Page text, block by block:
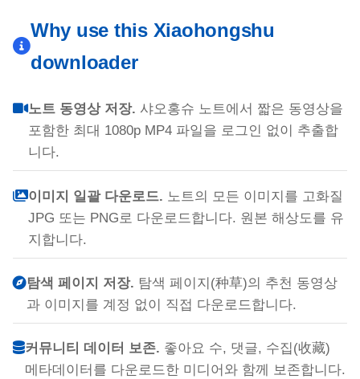
Why use this Xiaohongshu
downloader
노트 동영상 저장. 샤오홍슈 노트에서 짧은 동영상을
포함한 최대 1080p MP4 파일을 로그인 없이 추출합
니다.
이미지 일괄 다운로드. 노트의 모든 이미지를 고화질
JPG 또는 PNG로 다운로드합니다. 원본 해상도를 유
지합니다.
탐색 페이지 저장. 탐색 페이지(种草)의 추천 동영상
과 이미지를 계정 없이 직접 다운로드합니다.
커뮤니티 데이터 보존. 좋아요 수, 댓글, 수집(收藏)
메타데이터를 다운로드한 미디어와 함께 보존합니다.